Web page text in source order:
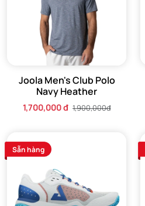
Joola Men's Club Polo
Navy Heather
1,700,000 đ 1,900,000đ
Sẵn hàng